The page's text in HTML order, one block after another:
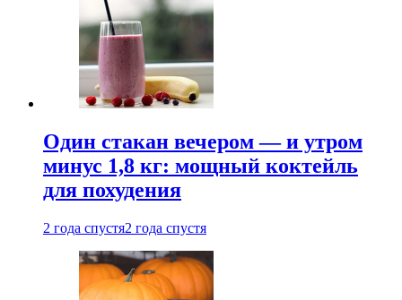
Один стакан вечером — и утром
минус 1,8 кг: мощный коктейль
для похудения
2 года спустя2 года спустя